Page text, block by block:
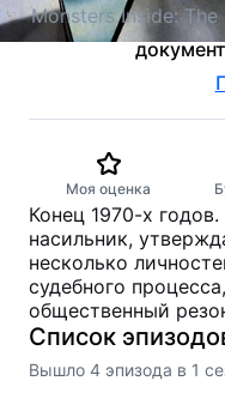
Monsters Inside:
Моя оценка
Конец 1970-х
насильник,
несколько
судебного
общественный
Список
Вышло 4 эпизода в 1